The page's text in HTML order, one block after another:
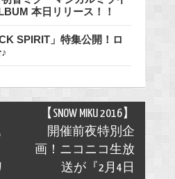
本日リリース！！
SPIRIT」特集公開！ロ
【SNOW MIKU 2016】
開催前夜特別企
画！ニコニコ生放
送が『2月4日